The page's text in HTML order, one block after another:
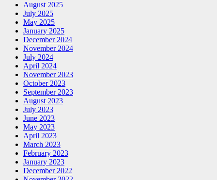
August 2025
July 2025
May 2025
January 2025
December 2024
November 2024
July 2024
April 2024
November 2023
October 2023
September 2023
August 2023
July 2023
June 2023
May 2023
April 2023
March 2023
February 2023
January 2023
December 2022